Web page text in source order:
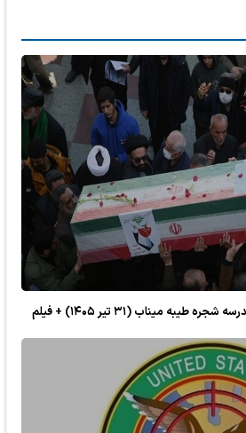
میناب (۳۱ تیر ۱۴۰۵) + فیلم